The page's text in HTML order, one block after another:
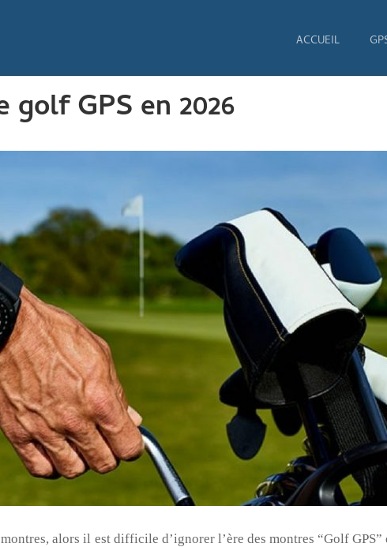
ACCUEIL
GPS en 2026
alors il est difficile d’ignorer l’ère des montres “Golf GPS”